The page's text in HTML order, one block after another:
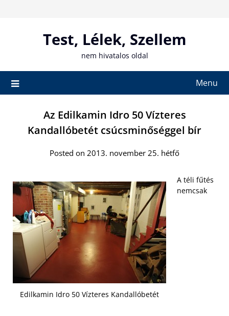
Test, Lélek, Szellem
nem hivatalos oldal
Menu
Az Edilkamin Idro 50 Vízteres
Kandallóbetét csúcsminőséggel bír
Posted on 2013. november 25. hétfő
Edilkamin Idro 50 Vízteres Kandallóbetét
A téli fűtés
nemcsak